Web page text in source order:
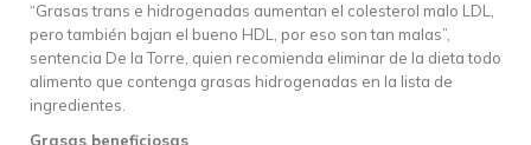
“Grasas trans e hidrogenadas aumentan el colesterol malo LDL,
pero también bajan el bueno HDL, por eso son tan malas”,
sentencia De la Torre, quien recomienda eliminar de la dieta todo
alimento que contenga grasas hidrogenadas en la lista de
ingredientes.
Grasas beneficiosas